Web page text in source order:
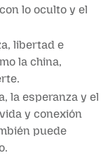
lo oculto y el
libertad e
la china,
la esperanza y el
y conexión
puede